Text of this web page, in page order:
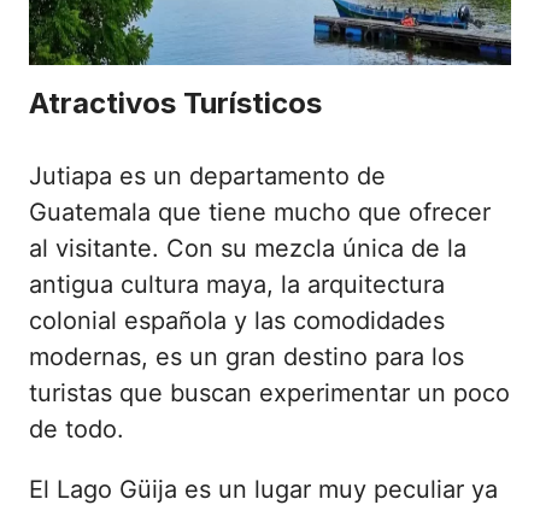
Atractivos Turísticos
Jutiapa es un departamento de
Guatemala que tiene mucho que ofrecer
al visitante. Con su mezcla única de la
antigua cultura maya, la arquitectura
colonial española y las comodidades
modernas, es un gran destino para los
turistas que buscan experimentar un poco
de todo.
El Lago Güija es un lugar muy peculiar ya